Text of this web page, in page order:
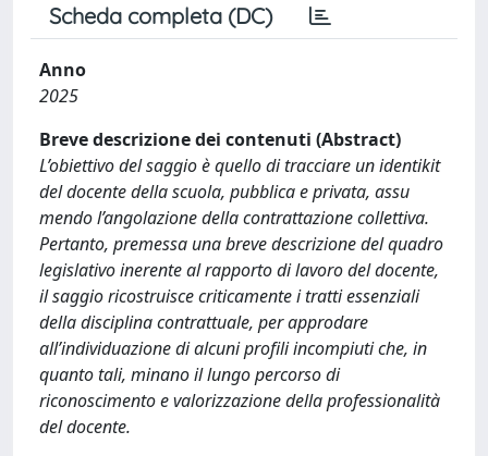
Scheda completa (DC)
Anno
2025
Breve descrizione dei contenuti (Abstract)
L’obiettivo del saggio è quello di tracciare un identikit
del docente della scuola, pubblica e privata, assu
mendo l’angolazione della contrattazione collettiva.
Pertanto, premessa una breve descrizione del quadro
legislativo inerente al rapporto di lavoro del docente,
il saggio ricostruisce criticamente i tratti essenziali
della disciplina contrattuale, per approdare
all’individuazione di alcuni profili incompiuti che, in
quanto tali, minano il lungo percorso di
riconoscimento e valorizzazione della professionalità
del docente.